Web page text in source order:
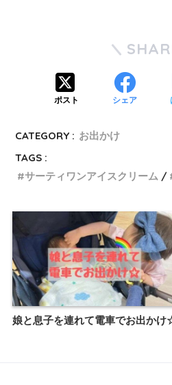
ポスト シェア
CATEGORY : お出かけ
TAGS :
サーティワンアイスクリーム
娘と息子を連れて電車でお出か